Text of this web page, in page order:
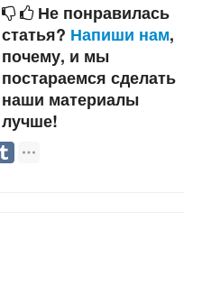
Не понравилась
статья? Напиши нам,
почему, и мы
постараемся сделать
наши материалы
лучше!